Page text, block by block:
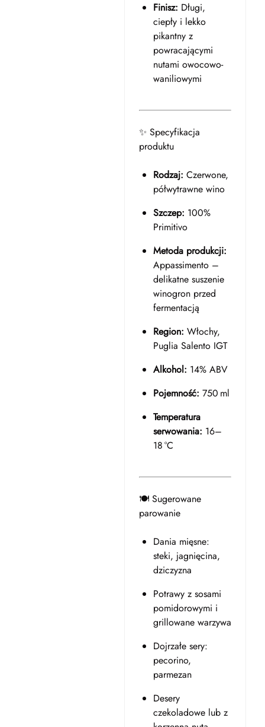
Finisz: Długi,
ciepły i lekko
pikantny z
powracającymi
nutami owocowo-
waniliowymi
✨ Specyfikacja
produktu
Rodzaj: Czerwone,
półwytrawne wino
Szczep: 100%
Primitivo
Metoda produkcji:
Appassimento –
delikatne suszenie
winogron przed
fermentacją
Region: Włochy,
Puglia Salento IGT
Alkohol: 14% ABV
Pojemność: 750 ml
Temperatura
serwowania: 16–
18 °C
🍽️ Sugerowane
parowanie
Dania mięsne:
steki, jagnięcina,
dziczyzna
Potrawy z sosami
pomidorowymi i
grillowane warzywa
Dojrzałe sery:
pecorino,
parmezan
Desery
czekoladowe lub z